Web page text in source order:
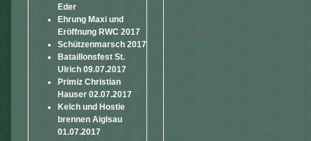
Eder
Ehrung Maxi und
Eröffnung RWC 2017
Schützenmarsch 2017
Bataillonsfest St.
Ulrich 09.07.2017
Primiz Christian
Hauser 02.07.2017
Kelch und Hostie
brennen Aiglsau
01.07.2017